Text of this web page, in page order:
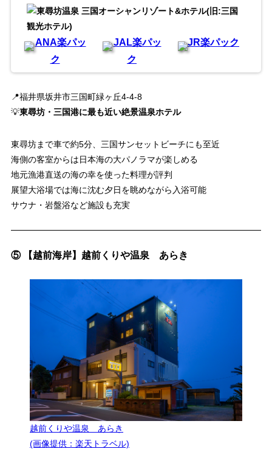
ANA楽パッ
ク
JAL楽パッ
ク
JR楽パック
📍福井県坂井市三国町緑ヶ丘4-4-8
💡東尋坊・三国港に最も近い絶景温泉ホテル
東尋坊まで車で約5分、三国サンセットビーチにも至近
海側の客室からは日本海の大パノラマが楽しめる
地元漁港直送の海の幸を使った料理が評判
展望大浴場では海に沈む夕日を眺めながら入浴可能
サウナ・岩盤浴など施設も充実
⑤ 【越前海岸】越前くりや温泉 あらき
越前くりや温泉 あらき
(画像提供：楽天トラベル)